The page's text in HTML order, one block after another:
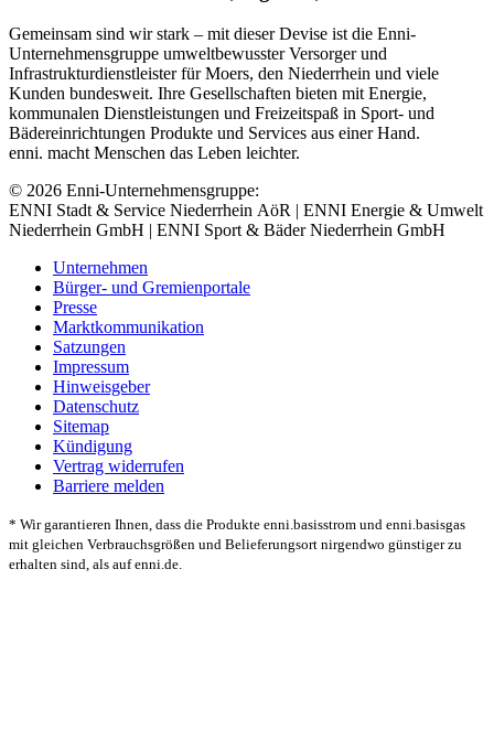
Gemeinsam sind wir stark – mit dieser Devise ist die Enni-
Unternehmensgruppe umweltbewusster Versorger und
Infrastrukturdienstleister für Moers, den Niederrhein und viele
Kunden bundesweit. Ihre Gesellschaften bieten mit Energie,
kommunalen Dienstleistungen und Freizeitspaß in Sport- und
Bädereinrichtungen Produkte und Services aus einer Hand.
enni. macht Menschen das Leben leichter.
© 2026 Enni-Unternehmensgruppe:
ENNI Stadt & Service Niederrhein AöR | ENNI Energie & Umwelt
Niederrhein GmbH | ENNI Sport & Bäder Niederrhein GmbH
Unternehmen
Bürger- und Gremienportale
Presse
Marktkommunikation
Satzungen
Impressum
Hinweisgeber
Datenschutz
Sitemap
Kündigung
Vertrag widerrufen
Barriere melden
* Wir garantieren Ihnen, dass die Produkte enni.basisstrom und enni.basisgas
mit gleichen Verbrauchsgrößen und Belieferungsort nirgendwo günstiger zu
erhalten sind, als auf enni.de.